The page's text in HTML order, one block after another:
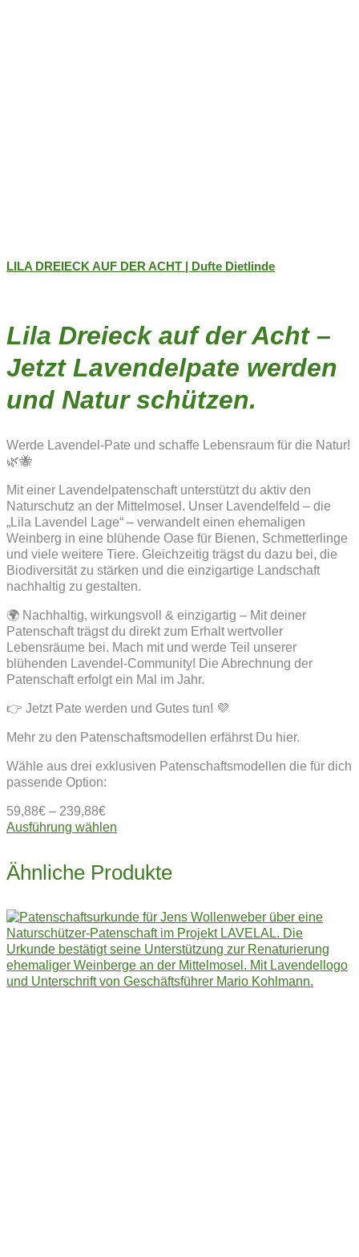
LILA DREIECK AUF DER ACHT | Dufte Dietlinde
Lila Dreieck auf der Acht –
Jetzt Lavendelpate werden
und Natur schützen.
Werde Lavendel-Pate und schaffe Lebensraum für die Natur!
🌿🐝
Mit einer Lavendelpatenschaft unterstützt du aktiv den
Naturschutz an der Mittelmosel. Unser Lavendelfeld – die
„Lila Lavendel Lage“ – verwandelt einen ehemaligen
Weinberg in eine blühende Oase für Bienen, Schmetterlinge
und viele weitere Tiere. Gleichzeitig trägst du dazu bei, die
Biodiversität zu stärken und die einzigartige Landschaft
nachhaltig zu gestalten.
🌍 Nachhaltig, wirkungsvoll & einzigartig – Mit deiner
Patenschaft trägst du direkt zum Erhalt wertvoller
Lebensräume bei. Mach mit und werde Teil unserer
blühenden Lavendel-Community! Die Abrechnung der
Patenschaft erfolgt ein Mal im Jahr.
👉 Jetzt Pate werden und Gutes tun! 💜
Mehr zu den Patenschaftsmodellen erfährst Du hier.
Wähle aus drei exklusiven Patenschaftsmodellen die für dich
passende Option:
59,88€ – 239,88€
Ausführung wählen
mehrere
Die
Optionen
können
auf
der
Ähnliche Produkte